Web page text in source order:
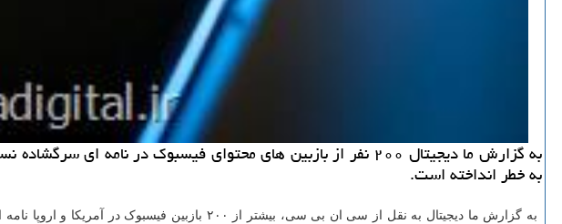
به گزارش ما دیجیتال ۲۰۰ نفر از بازبین های محتوای فیسبوك در
به خطر انداخته است.